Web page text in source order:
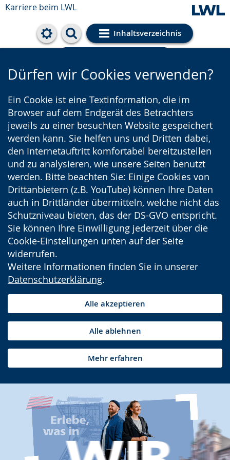
Karriere beim LWL
Inhaltsverzeichnis
Cookie-Einstellungen
Dürfen wir Cookies verwenden?
Ein Cookie ist eine Textinformation, die im
Browser auf dem Endgerät des Betrachters
jeweils zu einer besuchten Website gespeichert
werden kann. Sie helfen uns und Dritten dabei,
den Internetauftritt komfortabel bereitzustellen
und zu analysieren, wie unsere Seiten benutzt
werden. Bitte beachten Sie: Einige Cookies von
Drittanbietern (z.B. YouTube) können Ihre Daten
auch in Drittländer übermitteln, welche nicht das
Schutzniveau bieten, das der DS-GVO entspricht.
Sie können Ihre Einwilligung jederzeit über die
Cookie-Einstellungen unten auf der Seite
widerrufen.
Weitere Informationen finden Sie in unserer
Datenschutzerklärung.
Alle akzeptieren
Alle ablehnen
Mehr erfahren